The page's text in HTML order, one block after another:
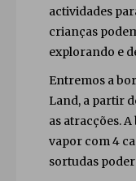
actividades
crianças
explorando e
Entremos a
Land, a partir
as atracções.
vapor com 4
sortudas